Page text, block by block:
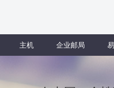
主机 企业邮局